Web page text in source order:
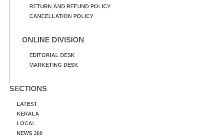
RETURN AND REFUND POLICY
CANCELLATION POLICY
ONLINE DIVISION
EDITORIAL DESK
MARKETING DESK
SECTIONS
LATEST
KERALA
LOCAL
NEWS 360